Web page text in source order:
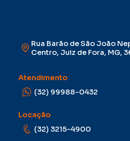
Rua Barão de São João
Centro, Juiz de Fora, MG,
Atendimento
(32) 99988-0432
Locação
(32) 3215-4900